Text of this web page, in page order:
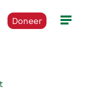
Doneer